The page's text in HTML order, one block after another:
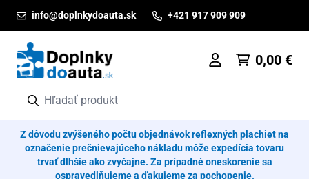
info@doplnkydoauta.sk +421 917 909 909
0,00 €
Z dôvodu zvýšeného počtu objednávok reflexných plachiet na
označenie prečnievajúceho nákladu môže expedícia tovaru
trvať dlhšie ako zvyčajne. Za prípadné oneskorenie sa
ospravedlňujeme a ďakujeme za pochopenie.